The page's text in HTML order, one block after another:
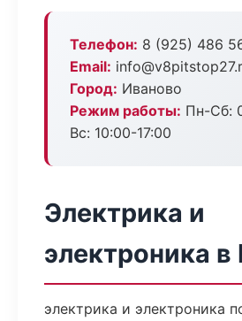
Телефон: 8 (925) 486
Email:
Город: Иваново
Режим работы: Пн-Сб:
Вс: 10:00-17:00
Электрика и
электроника в
электрика и электроника